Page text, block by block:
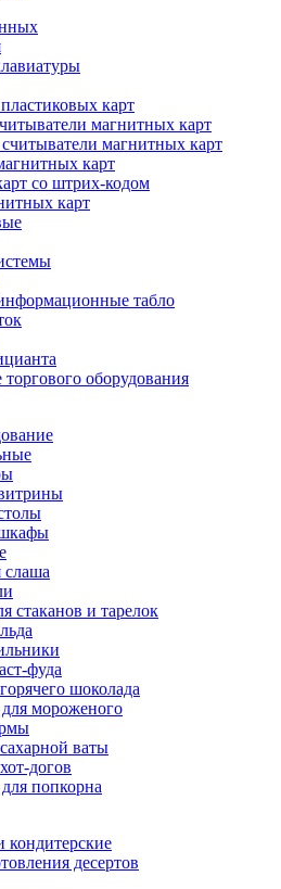
карт
магнитных карт
магнитных карт
карт
со штрих-кодом
карт
табло
оборудования
слаша
стаканов и тарелок
фуда
шоколада
мороженого
ваты
догов
попкорна
десертов